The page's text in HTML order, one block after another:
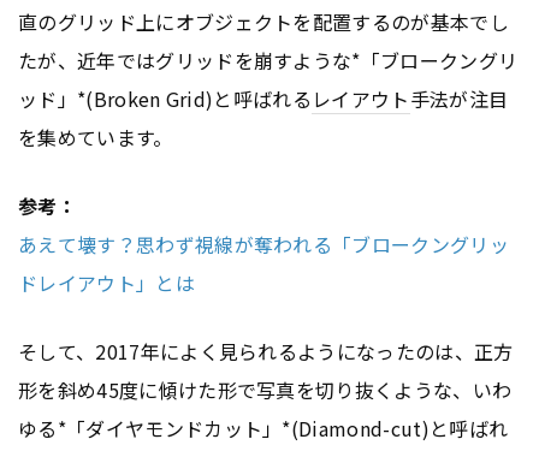
直のグリッド上にオブジェクトを配置するのが基本でし
たが、近年ではグリッドを崩すような*「ブロークングリ
ッド」*(Broken Grid)と呼ばれる レイアウト手法が注目
を集めています。
参考：
あえて壊す？思わず視線が奪われる「ブロークングリッ
ドレイアウト」とは
そして、2017年によく見られるようになったのは、正方
形を斜め45度に傾けた形で写真を切り抜くような、いわ
ゆる*「ダイヤモンドカット」*(Diamond-cut)と呼ばれ